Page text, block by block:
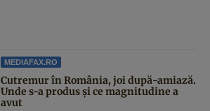
MEDIAFAX.RO
Cutremur în România, joi după-amiază.
Unde s-a produs și ce magnitudine a
avut